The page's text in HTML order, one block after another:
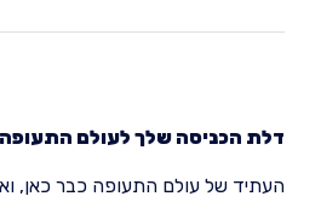
דלת הכניסה שלך לעולם התעופה
העתיד של עולם התעופה כבר כאן,